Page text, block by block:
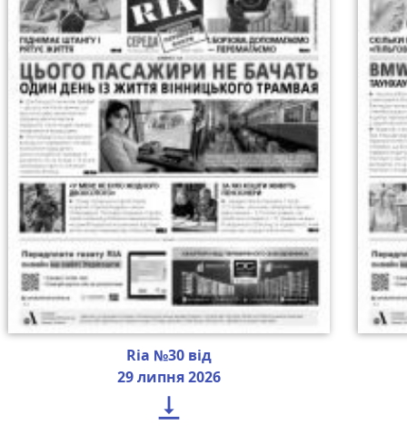
Ria №30 від
29 липня 2026
